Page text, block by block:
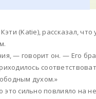
(Katie), рассказал,
— говорит он. — Его
духом.»
сильно повлияло на